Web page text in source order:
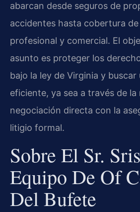
abarcan desde seguros de
accidentes hasta cobertura
profesional y comercial. El
asunto es proteger los
bajo la ley de Virginia y buscar
eficiente, ya sea a través de la
negociación directa con la
litigio formal.
Sobre El Sr.
Equipo De Of
Del Bufete